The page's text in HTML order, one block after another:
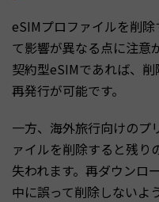
eSIMプロファイルを削
て影響が異なる点に注意
契約型eSIMであれば、
再発行が可能です。
一方、海外旅行向けのプ
ァイルを削除すると残り
失われます。再ダウンロ
中に誤って削除しないよ